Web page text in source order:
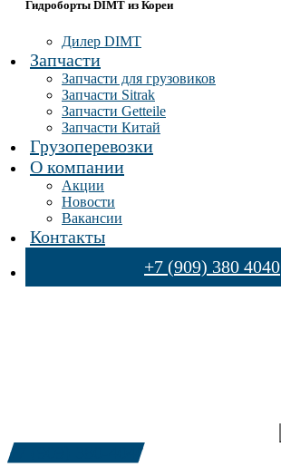
Гидроборты DIMT из Кореи
Дилер DIMT
Запчасти
Запчасти для грузовиков
Запчасти Sitrak
Запчасти Getteile
Запчасти Китай
Грузоперевозки
О компании
Акции
Новости
Вакансии
Контакты
+7 (909) 380 4040
+7 (909) 380-4040